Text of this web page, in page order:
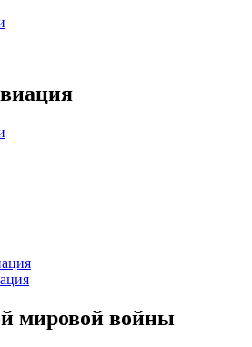
мировой войны